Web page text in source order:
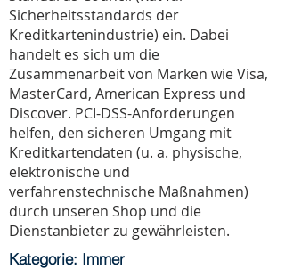
Sicherheitsstandards der
Kreditkartenindustrie) ein. Dabei
handelt es sich um die
Zusammenarbeit von Marken wie Visa,
MasterCard, American Express und
Discover. PCI-DSS-Anforderungen
helfen, den sicheren Umgang mit
Kreditkartendaten (u. a. physische,
elektronische und
verfahrenstechnische Maßnahmen)
durch unseren Shop und die
Dienstanbieter zu gewährleisten.
Kategorie: Immer